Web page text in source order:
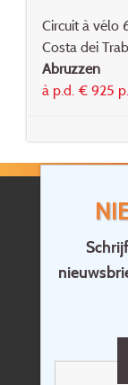
Circuit à vélo
Costa dei
Abruzzen
à p.d. € 925